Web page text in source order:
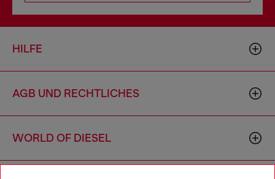
HILFE
AGB UND RECHTLICHES
WORLD OF DIESEL